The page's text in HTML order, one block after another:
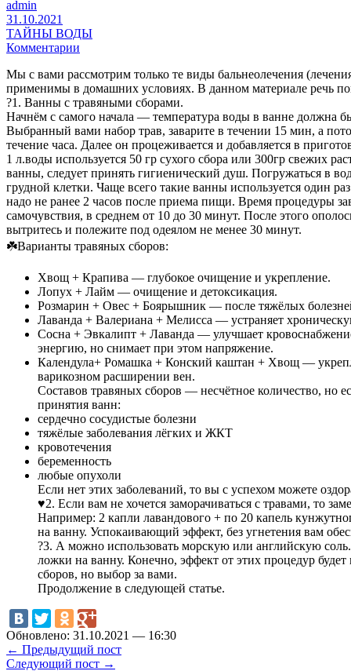
admin
31.10.2021
ТАЙНЫ ВОДЫ
Комментарии
Мы с вами рассмотрим только те виды бальнеолечения
применимы в домашних условиях. В данном материале речь
?1. Ванны с травяными сборами.
Начнём с самого начала — температура воды в ванне должна
Выбранный вами набор трав, заварите в течении 15 мин, а
течение часа. Далее он процеживается и добавляется в
1 л.воды используется 50 гр сухого сбора или 300гр свежих
ванны, следует принять гигиенический душ. Погружаться в
грудной клетки. Чаще всего такие ванны используется один
надо не ранее 2 часов после приема пищи. Время процедуры
самочувствия, в среднем от 10 до 30 минут. После этого
вытритесь и полежите под одеялом не менее 30 минут.
☘️Варианты травяных сборов:
Хвощ + Крапива — глубокое очищение и укрепление.
Лопух + Лайм — очищение и детоксикация.
Розмарин + Овес + Боярышник — после тяжёлых
Лаванда + Валериана + Мелисса — устраняет
Сосна + Эвкалипт + Лаванда — улучшает
энергию, но снимает при этом напряжение.
Календула+ Ромашка + Конский каштан + Хвощ —
варикозном расширении вен.
Составов травяных сборов — несчётное количество, но
принятия ванн:
сердечно сосудистые болезни
тяжёлые заболевания лёгких и ЖКТ
кровотечения
беременность
любые опухоли
Если нет этих заболеваний, то вы с успехом можете
♥️2. Если вам не хочется заморачиваться с травами, то
Например: 2 капли лавандового + по 20 капель
на ванну. Успокаивающий эффект, без угнетения вам
?3. А можно использовать морскую или английскую
ложки на ванну. Конечно, эффект от этих процедур
сборов, но выбор за вами.
Продолжение в следующей статье.
Обновлено: 31.10.2021 — 16:30
← Предыдущий пост
Следующий пост →